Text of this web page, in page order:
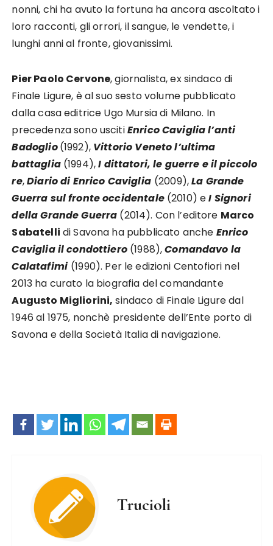
nonni, chi ha avuto la fortuna ha ancora ascoltato i
loro racconti, gli orrori, il sangue, le vendette, i
lunghi anni al fronte, giovanissimi.
Pier Paolo Cervone, giornalista, ex sindaco di
Finale Ligure, è al suo sesto volume pubblicato
dalla casa editrice Ugo Mursia di Milano. In
precedenza sono uscitiEnrico Caviglia l’anti
Badoglio(1992), Vittorio Veneto l’ultima
battaglia(1994),I dittatori, le guerre e il piccolo
re,Diario di Enrico Caviglia (2009),La Grande
Guerra sul fronte occidentale(2010) eI Signori
della Grande Guerra (2014). Con l’editore Marco
Sabatelli di Savona ha pubblicato anche Enrico
Caviglia il condottiero(1988),Comandavo la
Calatafimi (1990). Per le edizioni Centofiori nel
2013 ha curato la biografia del comandante
Augusto Migliorini, sindaco di Finale Ligure dal
1946 al 1975, nonchè presidente dell’Ente porto di
Savona e della Società Italia di navigazione.
Trucioli